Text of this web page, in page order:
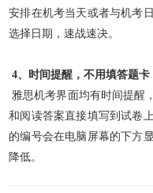
安排在机考当天或者与机考
选择日期，速战速决。
4、时间提醒，不用填答题卡
雅思机考界面均有时间提醒
和阅读答案直接填写到试卷
的编号会在电脑屏幕的下方显
降低。